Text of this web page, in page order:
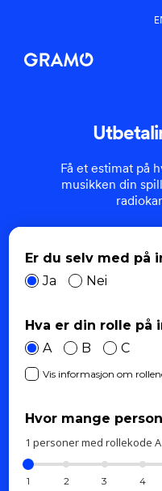
Få et estimat på
musikken din
Er du selv med på
Ja
Nei
Hva er din rolle på
A
B C
Vis informasjon om
Hvor mange
1 personer med rollekode A
1 2 3 4